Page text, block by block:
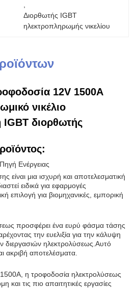
Διορθωτής IGBT
ηλεκτροπληρωμής νικελίου
12V 1500A
νικέλιο
IGBT διορθωτής
Ενέργειας
είναι μια ισχυρή και αποτελεσματική
ειδικά για εφαρμογές
επιλογή για βιομηχανικές, εμπορική
προσφέρει ένα ευρύ φάσμα τάσης
την ευελιξία για την κάλυψη
διεργασιών ηλεκτρολύσεως.Αυτό
ακριβή αποτελέσματα.
η τροφοδοσία ηλεκτρολύσεως
και τις πιο απαιτητικές εργασίες